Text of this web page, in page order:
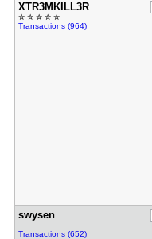
XTR3MKILL3​R
✮ ✮ ✮ ✮ ✮
Transactions (964)
swysen
Transactions (652)